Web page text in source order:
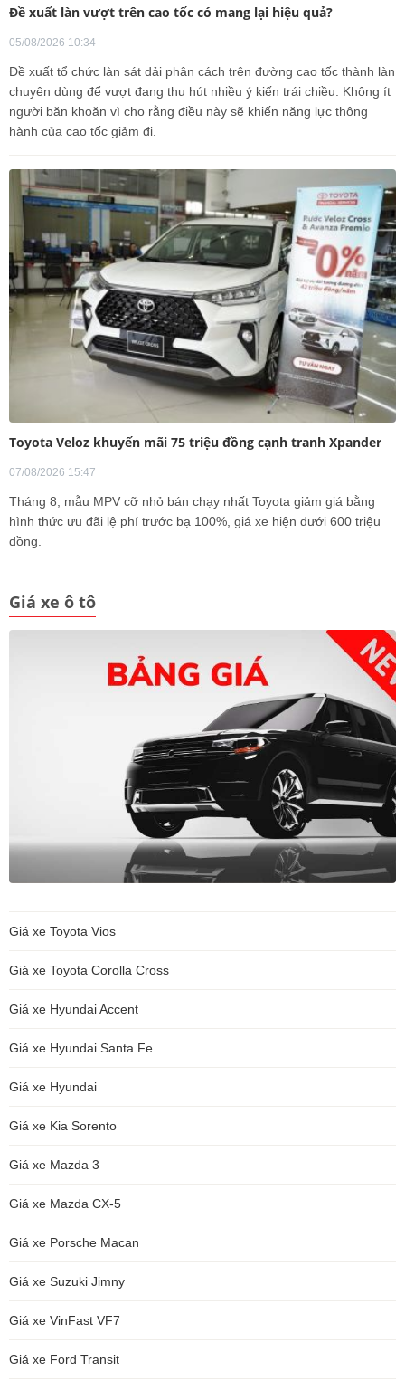
Đề xuất làn vượt trên cao tốc có mang lại hiệu quả?
05/08/2026 10:34
Đề xuất tổ chức làn sát dải phân cách trên đường cao tốc thành làn
chuyên dùng để vượt đang thu hút nhiều ý kiến trái chiều. Không ít
người băn khoăn vì cho rằng điều này sẽ khiến năng lực thông
hành của cao tốc giảm đi.
Toyota Veloz khuyến mãi 75 triệu đồng cạnh tranh Xpander
07/08/2026 15:47
Tháng 8, mẫu MPV cỡ nhỏ bán chạy nhất Toyota giảm giá bằng
hình thức ưu đãi lệ phí trước bạ 100%, giá xe hiện dưới 600 triệu
đồng.
Giá xe ô tô
Giá xe Toyota Vios
Giá xe Toyota Corolla Cross
Giá xe Hyundai Accent
Giá xe Hyundai Santa Fe
Giá xe Hyundai
Giá xe Kia Sorento
Giá xe Mazda 3
Giá xe Mazda CX-5
Giá xe Porsche Macan
Giá xe Suzuki Jimny
Giá xe VinFast VF7
Giá xe Ford Transit